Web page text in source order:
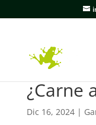
¿Carne
Dic 16, 2024|